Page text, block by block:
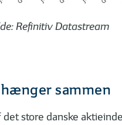
Refinitiv Datastream
sammen
store danske